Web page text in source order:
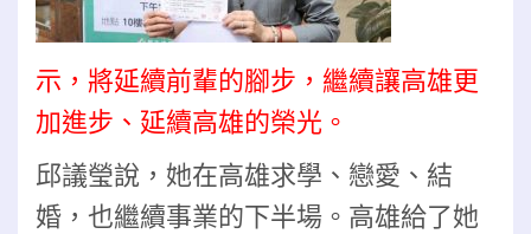
示，將延續前輩的腳步，繼續讓高雄更
加進步、延續高雄的榮光。
邱議瑩說，她在高雄求學、戀愛、結
婚，也繼續事業的下半場。高雄給了她